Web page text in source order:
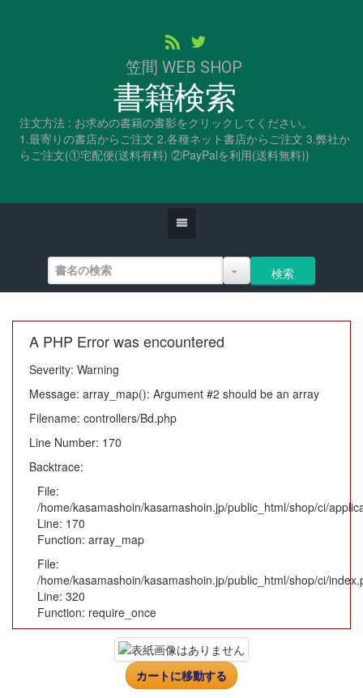
笠間 WEB SHOP
書籍検索
注文方法 : お求めの書籍の書影をクリックしてください。
1.最寄りの書店からご注文 2.各種ネット書店からご注文 3.弊社か
らご注文(①宅配便(送料有料) ②PayPalを利用(送料無料))
A PHP Error was encountered
Severity: Warning
Message: array_map(): Argument #2 should be an array
Filename: controllers/Bd.php
Line Number: 170
Backtrace:
File:
/home/kasamashoin/kasamashoin.jp/public_html/shop/ci/
Line: 170
Function: array_map
File:
/home/kasamashoin/kasamashoin.jp/public_html/shop/ci/
Line: 320
Function: require_once
カートに移動する